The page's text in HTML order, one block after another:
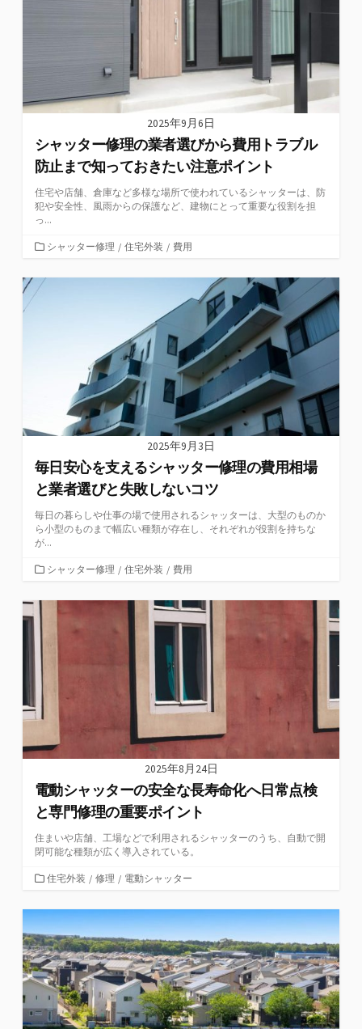
2025年9月6日
シャッター修理の業者選びから費用トラブル
防止まで知っておきたい注意ポイント
住宅や店舗、倉庫など多様な場所で使われているシャッターは、防
犯や安全性、風雨からの保護など、建物にとって重要な役割を担
っ...
カ
ゴ
シャッター修理 / 住宅外装 / 費用
2025年9月3日
毎日安心を支えるシャッター修理の費用相場
と業者選びと失敗しないコツ
毎日の暮らしや仕事の場で使用されるシャッターは、大型のものか
ら小型のものまで幅広い種類が存在し、それぞれが役割を持ちな
が...
カ
ゴ
シャッター修理 / 住宅外装 / 費用
2025年8月24日
電動シャッターの安全な長寿命化へ日常点検
と専門修理の重要ポイント
住まいや店舗、工場などで利用されるシャッターのうち、自動で開
閉可能な種類が広く導入されている。
カ
ゴ
リ
ー
住宅外装 / 修理 / 電動シャッター